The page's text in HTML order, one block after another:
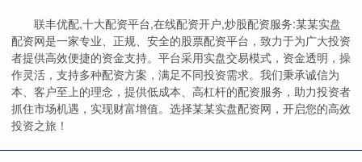
联丰优配,十大配资平台,在线配资开户,炒股配资服务:某某实盘
配资网是一家专业、正规、安全的股票配资平台，致力于为广大投资
者提供高效便捷的资金支持。平台采用实盘交易模式，资金透明，操
作灵活，支持多种配资方案，满足不同投资需求。我们秉承诚信为
本、客户至上的理念，提供低成本、高杠杆的配资服务，助力投资者
抓住市场机遇，实现财富增值。选择某某实盘配资网，开启您的高效
投资之旅！